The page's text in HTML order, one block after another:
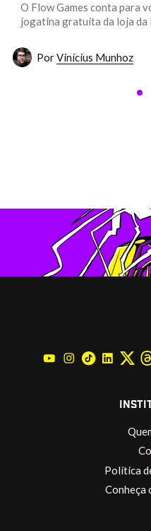
O Flow Games conta para
jogatina gratuita da loja da
PorVinícius Munhoz
Política
Conheça